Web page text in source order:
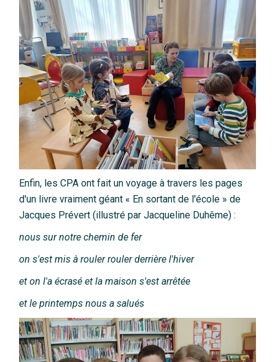
Enfin, les CPA ont fait un voyage à travers les pages
d'un livre vraiment géant « En sortant de l'école » de
Jacques Prévert (illustré par Jacqueline Duhême) :
nous sur notre chemin de fer
on s'est mis à rouler rouler derrière l'hiver
et on l'a écrasé et la maison s'est arrêtée
et le printemps nous a salués